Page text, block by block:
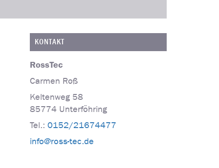
KONTAKT
RossTec
Carmen Roß
Keltenweg 58
85774 Unterföhring
Tel.: 0152/21674477
info@ross-tec.de